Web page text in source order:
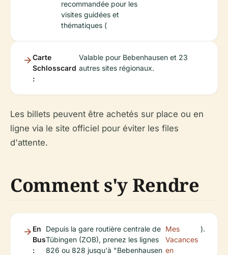
recommandée pour les
visites guidées et
thématiques (
Carte
Schlosscard
:
Valable pour Bebenhausen et 23
autres sites régionaux.
Les billets peuvent être achetés sur place ou en
ligne via le site officiel pour éviter les files
d'attente.
Comment s'y Rendre
En
Bus
:
Depuis la gare routière centrale de
Tübingen (ZOB), prenez les lignes
826 ou 828 jusqu'à "Bebenhausen
Mes
Vacances
en
).